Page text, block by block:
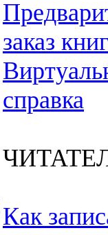
заказ
справка
Как